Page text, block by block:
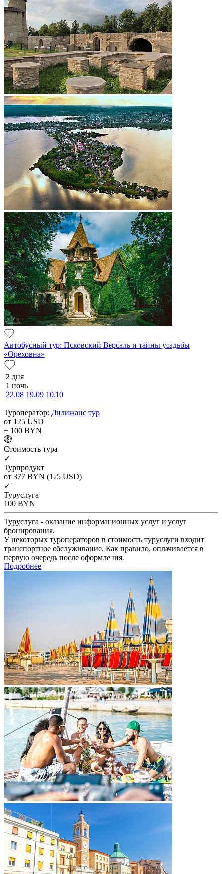
Автобусный тур: Псковский Версаль и тайны усадьбы
«Ореховна»
2 дня
1 ночь
22.08 19.09 10.10
Туроператор: Дилижанс тур
от 125 USD
+ 100 BYN
Cтоимость тура
✓
Турпродукт
от 377 BYN (125 USD)
✓
Туруслуга
100 BYN
Туруслуга - оказание информационных услуг и услуг
бронирования.
У некоторых туроператоров в стоимость туруслуги входит
транспортное обслуживание. Как правило, оплачивается в
первую очередь после оформления.
Подробнее